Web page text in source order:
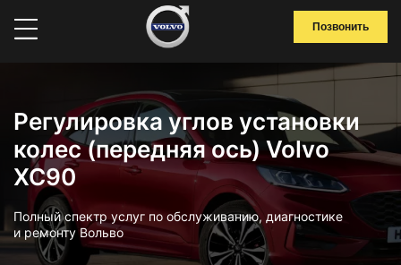
Позвонить
Регулировка углов установки
колес (передняя ось) Volvo
XC90
Полный спектр услуг по обслуживанию, диагностике
и ремонту Вольво